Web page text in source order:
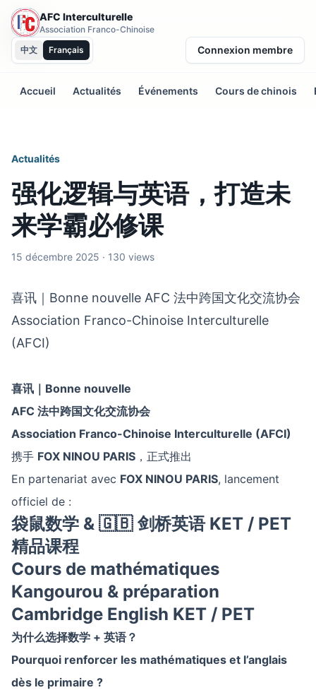
AFC Interculturelle
Association Franco-Chinoise
中文
Français Connexion membre
Accueil Actualités Événements Cours de chinois
Actualités
强化逻辑与英语，打造未
来学霸必修课
15 décembre 2025 · 130 views
喜讯｜Bonne nouvelle AFC 法中跨国文化交流协会
Association Franco-Chinoise Interculturelle
(AFCI)
喜讯｜ Bonne nouvelle
AFC 法中跨国文化交流协会
Association Franco-Chinoise Interculturelle (AFCI)
携手 FOX NINOU PARIS ，正式推出
En partenariat avec FOX NINOU PARIS, lancement
officiel de :
袋鼠数学 & 🇬🇧 剑桥英语KET / PET
精品课程
Cours de mathématiques
Kangourou & préparation
Cambridge English KET / PET
为什么选择数学 + 英语？
Pourquoi renforcer les mathématiques et l’anglais
dès le primaire ?